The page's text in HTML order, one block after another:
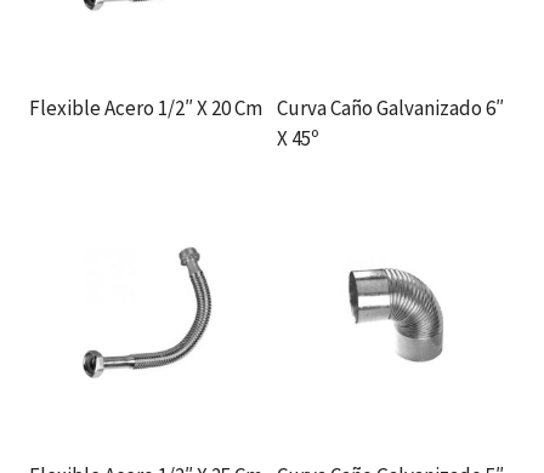
Flexible Acero 1/2″ X 20 Cm Curva Caño Galvanizado 6″
X 45º